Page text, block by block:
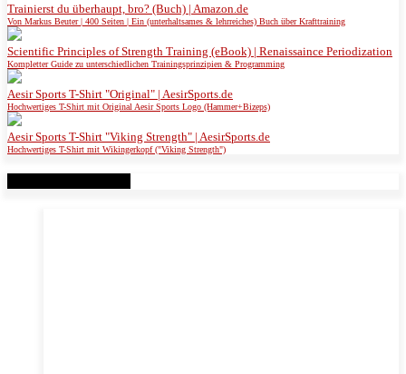
Trainierst du überhaupt, bro? (Buch) | Amazon.de
Von Markus Beuter | 400 Seiten | Ein (unterhaltsames & lehrreiches) Buch über Krafttraining
Scientific Principles of Strength Training (eBook) | Renaissaince Periodization
Kompletter Guide zu unterschiedlichen Trainingsprinzipien & Programming
Aesir Sports T-Shirt "Original" | AesirSports.de
Hochwertiges T-Shirt mit Original Aesir Sports Logo (Hammer+Bizeps)
Aesir Sports T-Shirt "Viking Strength" | AesirSports.de
Hochwertiges T-Shirt mit Wikingerkopf ("Viking Strength")